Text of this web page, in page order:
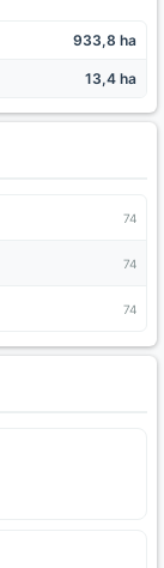
933,8 ha
13,4 ha
74
74
74